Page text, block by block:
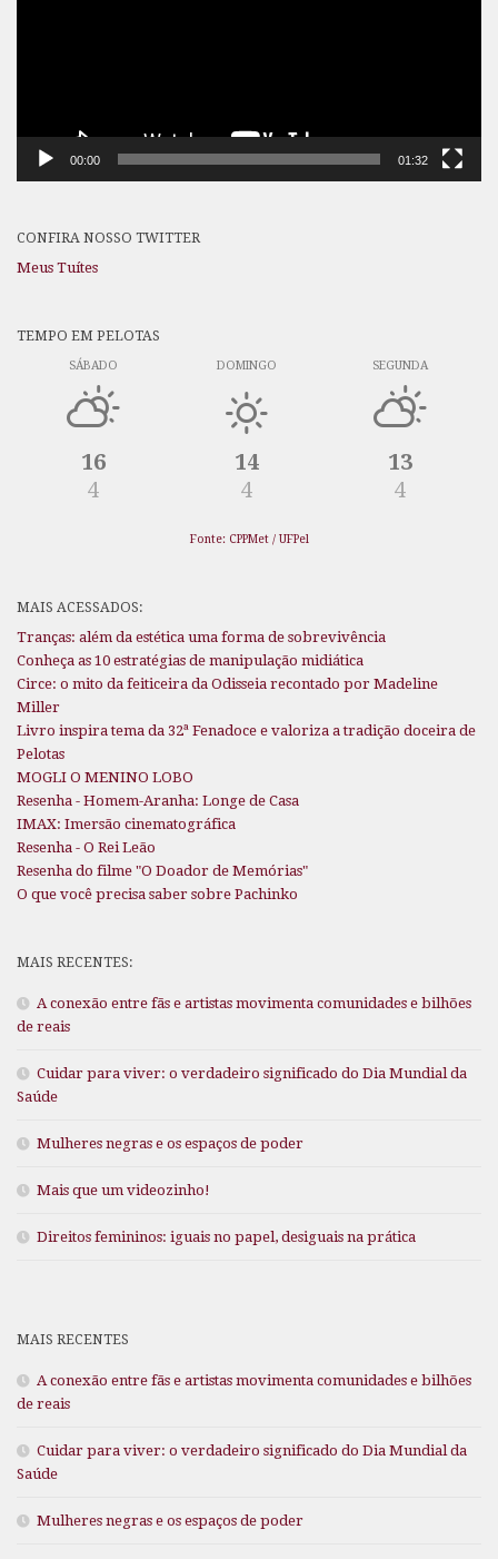
00:00 01:32
CONFIRA NOSSO TWITTER
Meus Tuítes
TEMPO EM PELOTAS
SÁBADO
16
4
DOMINGO
14
4
SEGUNDA
13
4
Fonte: CPPMet / UFPel
MAIS ACESSADOS:
Tranças: além da estética uma forma de sobrevivência
Conheça as 10 estratégias de manipulação midiática
Circe: o mito da feiticeira da Odisseia recontado por Madeline
Miller
Livro inspira tema da 32ª Fenadoce e valoriza a tradição doceira de
Pelotas
MOGLI O MENINO LOBO
Resenha - Homem-Aranha: Longe de Casa
IMAX: Imersão cinematográfica
Resenha - O Rei Leão
Resenha do filme "O Doador de Memórias"
O que você precisa saber sobre Pachinko
MAIS RECENTES:
A conexão entre fãs e artistas movimenta comunidades e bilhões
de reais
Cuidar para viver: o verdadeiro significado do Dia Mundial da
Saúde
Mulheres negras e os espaços de poder
Mais que um videozinho!
Direitos femininos: iguais no papel, desiguais na prática
MAIS RECENTES
A conexão entre fãs e artistas movimenta comunidades e bilhões
de reais
Cuidar para viver: o verdadeiro significado do Dia Mundial da
Saúde
Mulheres negras e os espaços de poder